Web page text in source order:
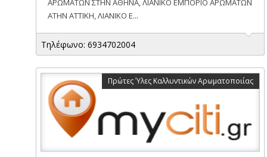
ΑΡΩΜΑΤΩΝ ΣΤΗΝ ΑΘΗΝΑ, ΛΙΑΝΙΚΟ ΕΜΠΟΡΙΟ ΑΡΩΜΑΤΩΝ
ΑΤΗΝ ΑΤΤΙΚΗ, ΛΙΑΝΙΚΟ Ε...
Τηλέφωνο: 6934702004
Πρώτες Ύλες Καλλυντικών Αρωματοποιίας